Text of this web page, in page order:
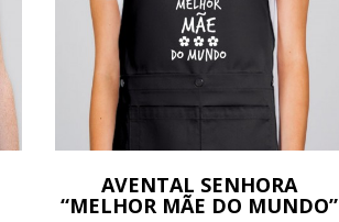
AVENTAL SENHORA
“MELHOR MÃE DO MUNDO”